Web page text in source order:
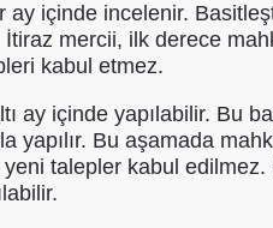
içinde incelenir.
mercii, ilk derece
kabul etmez.
ay içinde yapılabilir. Bu
yapılır. Bu aşamada
talepler kabul edilmez.